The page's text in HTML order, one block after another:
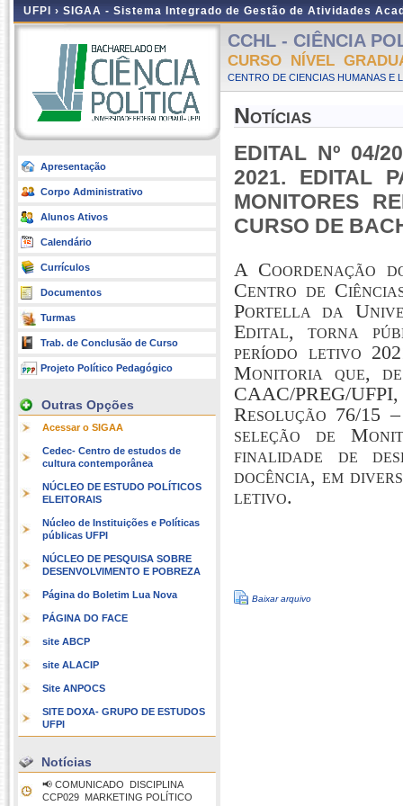
UFPI › SIGAA - Sistema Integrado de Gestão de Atividades
Apresentação
Corpo Administrativo
Alunos Ativos
Calendário
Currículos
Documentos
Turmas
Trab. de Conclusão de Curso
Projeto Político Pedagógico
Outras Opções
Acessar o SIGAA
Cedec- Centro de estudos de
cultura contemporânea
NÚCLEO DE ESTUDO POLÍTICOS
ELEITORAIS
Núcleo de Instituições e Políticas
públicas UFPI
NÚCLEO DE PESQUISA SOBRE
DESENVOLVIMENTO E POBREZA
Página do Boletim Lua Nova
PÁGINA DO FACE
site ABCP
site ALACIP
Site ANPOCS
SITE DOXA- GRUPO DE ESTUDOS
UFPI
Notícias
📢 COMUNICADO  DISCIPLINA
CCP029  MARKETING POLÍTICO
CCHL - CIÊNCIA
CURSO NÍVEL
CENTRO DE CIENCIAS HUMANAS E
Notícias
EDITAL Nº 04/
2021. EDITAL
MONITORES
CURSO DE
A Coordenação
Centro de
Portella da
Edital, torna
período letivo
Monitoria que,
CAAC/PREG/
Resolução 76/15
seleção de
finalidade de
docência, em
letivo.
Baixar arquivo